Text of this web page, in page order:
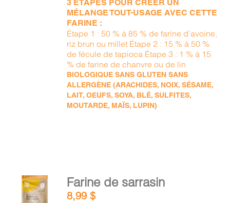
3 ÉTAPES POUR CRÉER UN
MÉLANGE TOUT-USAGE AVEC CETTE
FARINE :
Étape 1 : 50 % à 85 % de farine d’avoine,
riz brun ou millet Étape 2 : 15 % à 50 %
de fécule de tapioca Étape 3 : 1 % à 15
% de farine de chanvre ou de lin
BIOLOGIQUE SANS GLUTEN SANS
ALLERGÈNE (ARACHIDES, NOIX, SÉSAME,
LAIT, OEUFS, SOYA, BLÉ, SULFITES,
MOUTARDE, MAÏS, LUPIN)
AJOUTER
AU
PANIER
Farine de sarrasin
8,99$